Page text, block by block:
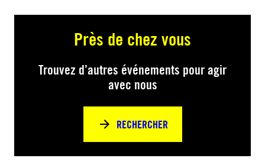
Près de chez vous
Trouvez d’autres événements pour agir
avec nous
RECHERCHER